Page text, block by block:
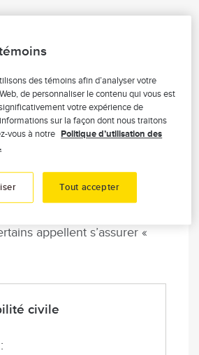
protections
VTT
obligatoire
responsabilité civile est
couvrir les dommages
appellent s’assurer «
civile
des témoins afin d’analyser votre
de personnaliser le contenu qui vous est
votre expérience de
sur la façon dont nous traitons
vous à notre Politique d’utilisation des
Tout accepter